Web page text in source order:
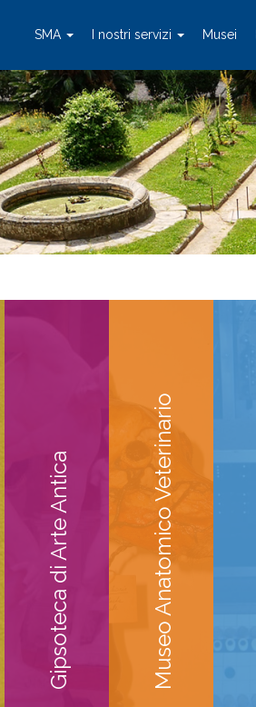
SMA I nostri servizi Musei
Gipsoteca di Arte Antica Museo Anatomico Veterinario